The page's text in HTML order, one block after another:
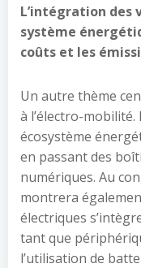
L’intégration des
système
coûts et les
Un autre thème
à l’électro-
écosystème
en passant des
numériques. Au
montrera
électriques
tant que
l’utilisation de